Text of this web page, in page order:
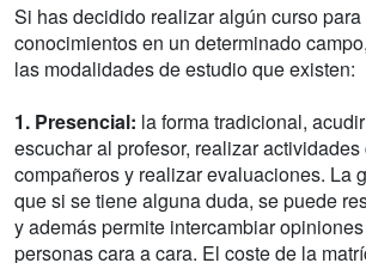
Si has decidido realizar algún curso
conocimientos en un determinado
las modalidades de estudio que existen:
1. Presencial: la forma tradicional,
escuchar al profesor, realizar
compañeros y realizar evaluaciones. La
que si se tiene alguna duda, se puede
y además permite intercambiar
personas cara a cara. El coste de la